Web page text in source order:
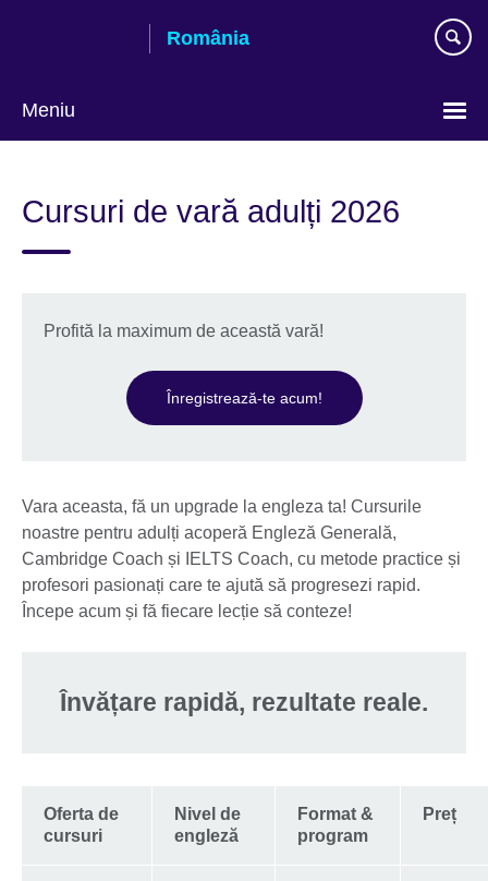
România
Meniu
Cursuri de vară adulți 2026
Profită la maximum de această vară!
Înregistrează-te acum!
Vara aceasta, fă un upgrade la engleza ta! Cursurile
noastre pentru adulți acoperă Engleză Generală,
Cambridge Coach și IELTS Coach, cu metode practice și
profesori pasionați care te ajută să progresezi rapid.
Începe acum și fă fiecare lecție să conteze!
Învățare rapidă, rezultate reale.
Oferta de
cursuri
Nivel de
engleză
Format &
program
Preț